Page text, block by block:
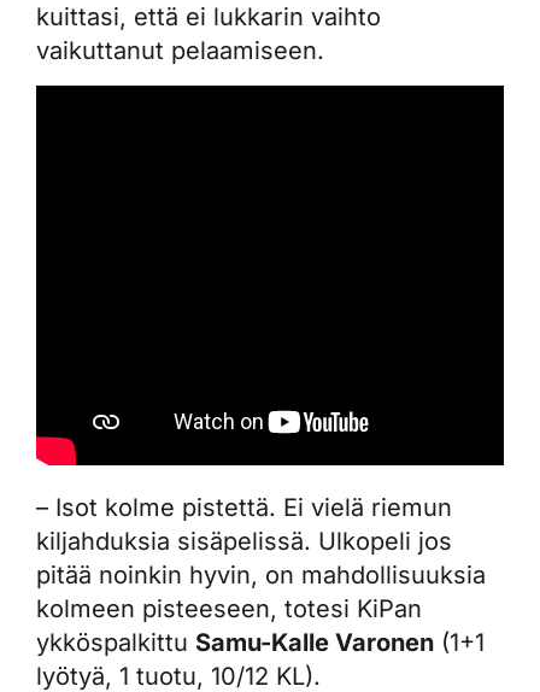
kuittasi, että ei lukkarin vaihto
vaikuttanut pelaamiseen.
– Isot kolme pistettä. Ei vielä riemun
kiljahduksia sisäpelissä. Ulkopeli jos
pitää noinkin hyvin, on mahdollisuuksia
kolmeen pisteeseen, totesi KiPan
ykköspalkittu Samu-Kalle Varonen (1+1
lyötyä, 1 tuotu, 10/12 KL).